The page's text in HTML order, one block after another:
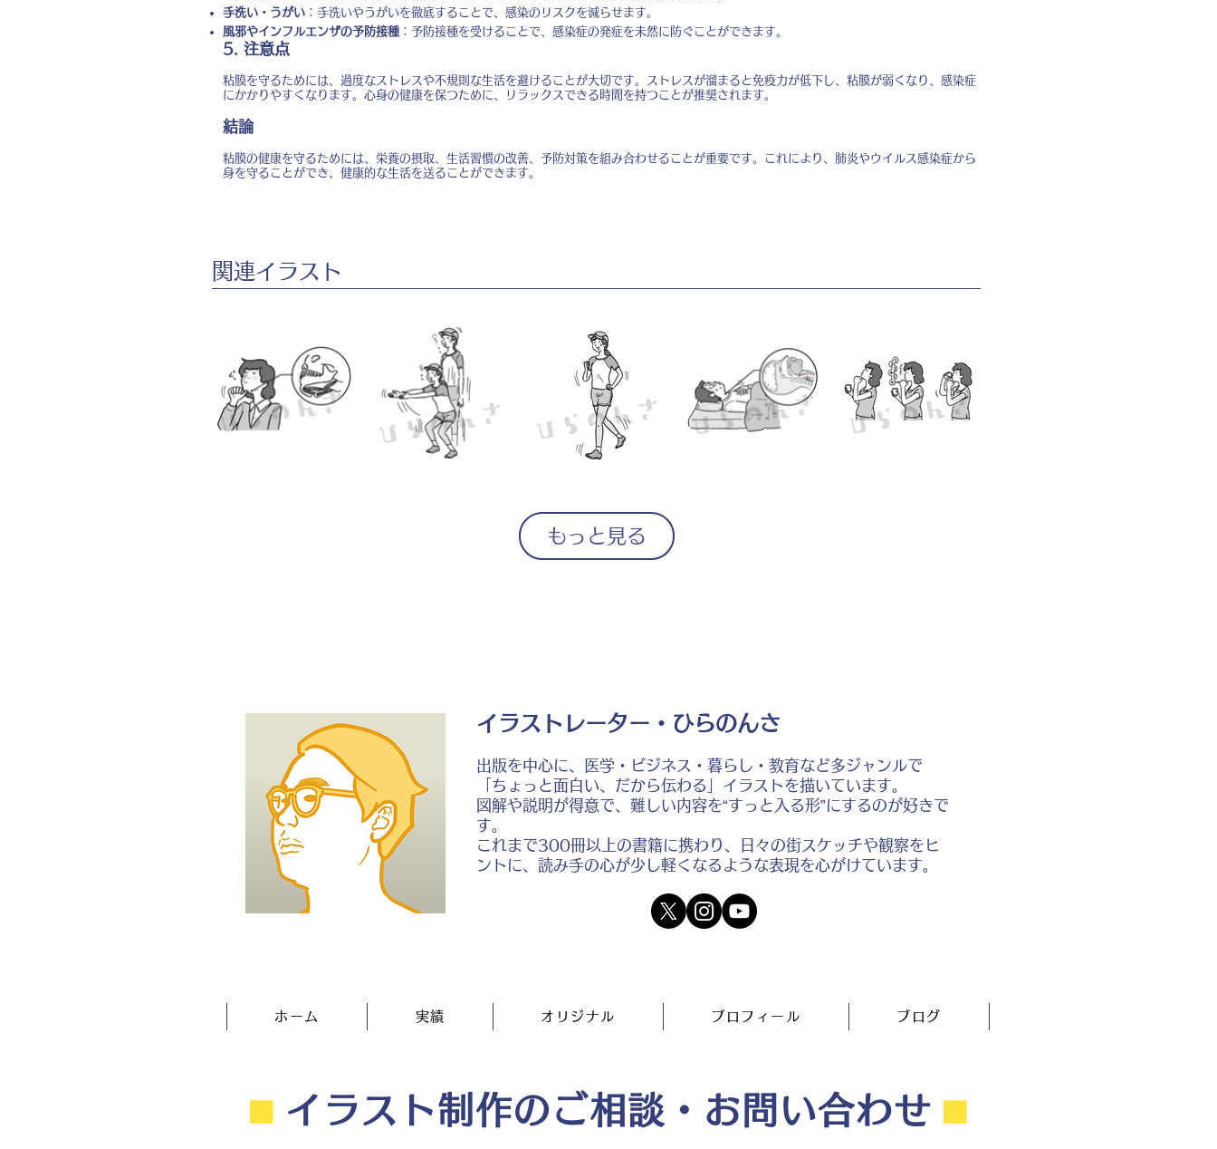
手洗い・うがい ：手洗いやうがいを徹底することで、感染のリスクを減らせます。
風邪やインフルエンザの予防接種 ：予防接種を受けることで、感染症の発症を未然に防ぐことができます。
5. 注意点
粘膜を守るためには、過度なストレスや不規則な生活を避けることが大切です。ストレスが溜まると免疫力が低下し、粘膜が弱くなり、感染症
にかかりやすくなります。心身の健康を保つために、リラックスできる時間を持つことが推奨されます。
結論
粘膜の健康を守るためには、栄養の摂取、生活習慣の改善、予防対策を組み合わせることが重要です。これにより、肺炎やウイルス感染症から
身を守ることができ、健康的な生活を送ることができます。
​関連イラスト
もっと見る
イラストレーター・ひらのんさ
出版を中心に、医学・ビジネス・暮らし・教育など多ジャンルで
「ちょっと面白い、だから伝わる」イラストを描いています。
図解や説明が得意で、難しい内容を“すっと入る形”にするのが好きで
す。
これまで300冊以上の書籍に携わり、日々の街スケッチや観察をヒ
ントに、読み手の心が少し軽くなるような表現を心がけています。
ホーム 実績 オリジナル プロフィール ブログ
⬛︎ イラスト制作のご相談・お問い合わせ ⬛︎